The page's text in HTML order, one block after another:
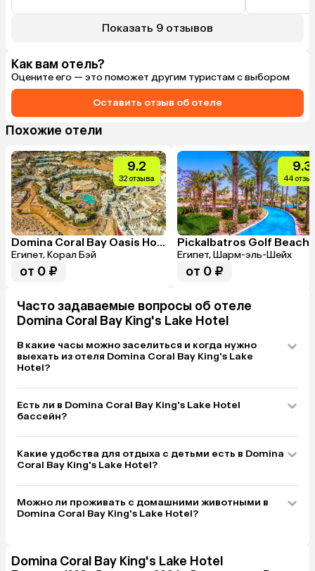
понравились рыбки.Показать 9 отзывов
Как вам отель?
Оцените его — это поможет другим туристам с выбором
Оставить отзыв об отеле
Похожие отели
9.2
32 отзыва
Domina Coral Bay Oasis Hotel
Египет, Корал Бэй
от 0 ₽
9.3
44
Египет, Шарм-эль-Шейх
от 0 ₽
Часто задаваемые вопросы об отеле
Domina Coral Bay King's Lake Hotel
В какие часы можно заселиться и когда нужно
выехать из отеля Domina Coral Bay King's Lake
Hotel?
Есть ли в Domina Coral Bay King's Lake Hotel
бассейн?
Какие удобства для отдыха с детьми есть в Domina
Coral Bay King's Lake Hotel?
Можно ли проживать с домашними животными в
Domina Coral Bay King's Lake Hotel?
Domina Coral Bay King's Lake Hotel